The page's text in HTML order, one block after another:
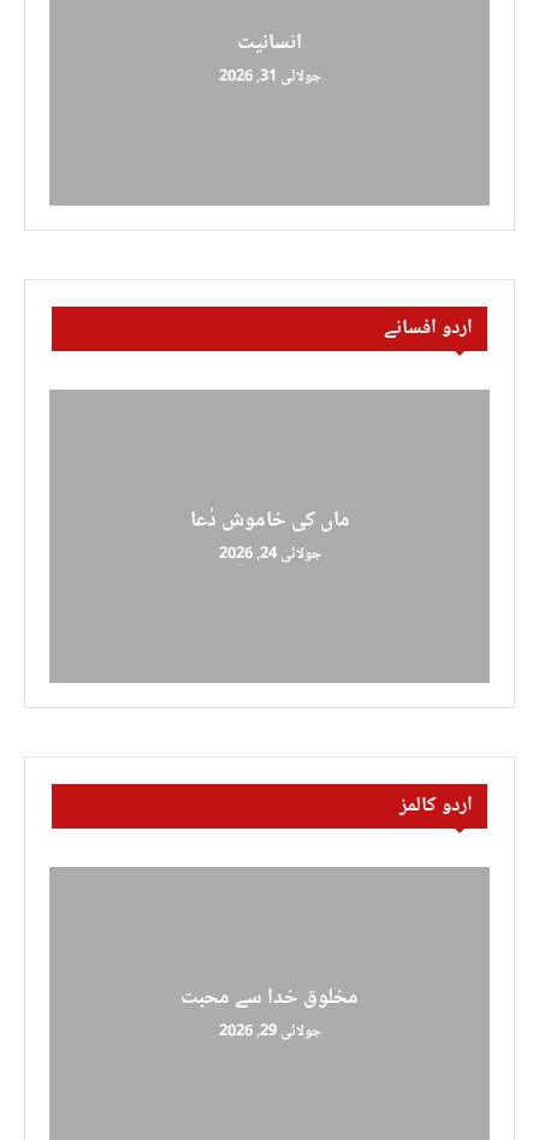
انسانیت
جولائی 31, 2026
اردو افسانے
ماں کی خاموش دُعا
جولائی 24, 2026
اردو کالمز
مخلوق خدا سے محبت
جولائی 29, 2026